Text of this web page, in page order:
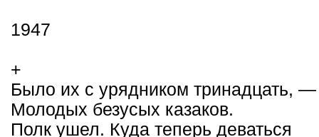
1947
+
Было их с урядником тринадцать, —
Молодых безусых казаков.
Полк ушел. Куда теперь деваться